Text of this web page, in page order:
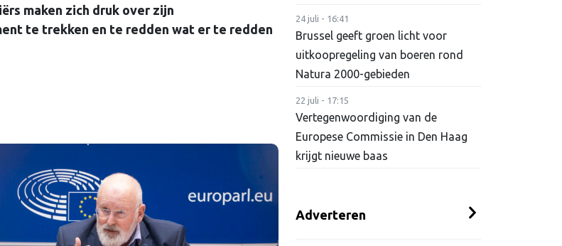
maken zich druk over zijn
te trekken en te redden wat er te redden
24 juli - 16:41
Brussel geeft groen licht voor
uitkoopregeling van boeren rond
Natura 2000-gebieden
22 juli - 17:15
Vertegenwoordiging van de
Europese Commissie in Den Haag
krijgt nieuwe baas
Adverteren